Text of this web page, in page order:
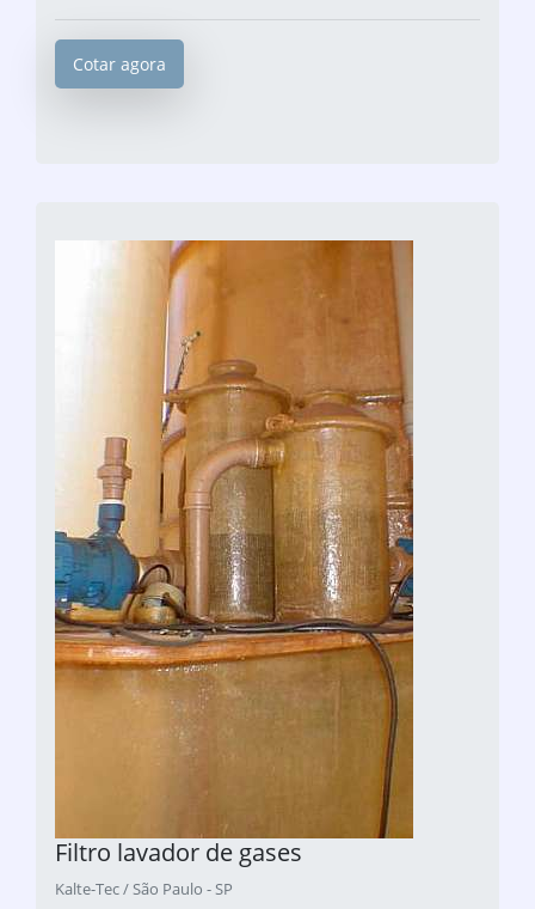
Cotar agora
Filtro lavador de gases
Kalte-Tec / São Paulo - SP